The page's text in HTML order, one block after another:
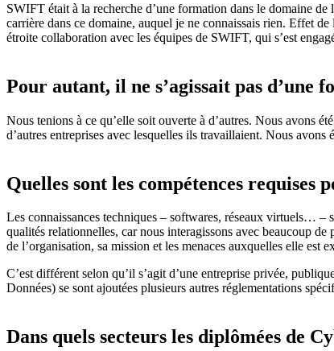
SWIFT était à la recherche d’une formation dans le domaine
carrière dans ce domaine, auquel je ne connaissais rien. Effet
étroite collaboration avec les équipes de SWIFT, qui s’est
Pour autant, il ne s’agissait pas d’une
Nous tenions à ce qu’elle soit ouverte à d’autres. Nous avons
d’autres entreprises avec lesquelles ils travaillaient. Nous
Quelles sont les compétences
Les connaissances techniques – softwares, réseaux virtuels… –
qualités relationnelles, car nous interagissons avec beaucoup
de l’organisation, sa mission et les menaces auxquelles elle est
C’est différent selon qu’il s’agit d’une entreprise privée,
Données) se sont ajoutées plusieurs autres réglementations
Dans quels secteurs les diplômées de